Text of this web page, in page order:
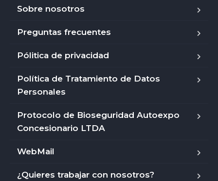
Sobre nosotros
Preguntas frecuentes
Pólitica de privacidad
Política de Tratamiento de Datos
Personales
Protocolo de Bioseguridad Autoexpo
Concesionario LTDA
WebMail
¿Quieres trabajar con nosotros?